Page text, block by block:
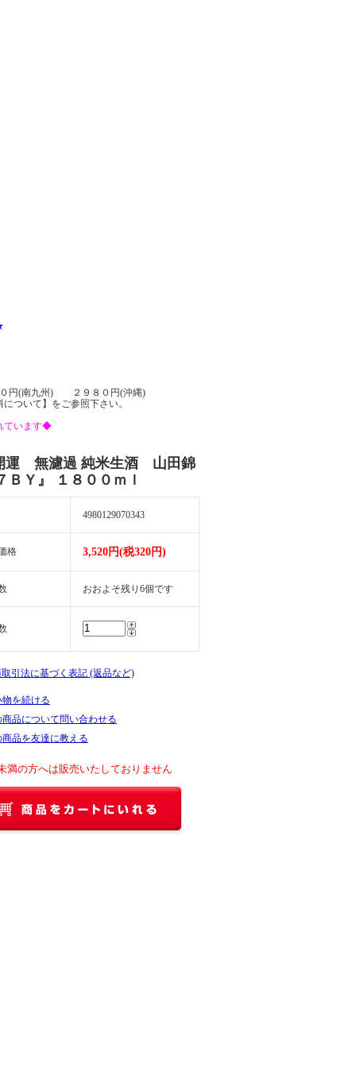
円(南九州) ２９８０円(沖縄)
ついて】をご参照下さい。
ています◆
運 無濾過 純米生酒 山田錦
ＢＹ』 １８００ｍｌ
4980129070343
格 3,520円(税320円)
おおよそ残り6個です
引法に基づく表記 (返品など)
物を続ける
商品について問い合わせる
商品を友達に教える
満の方へは販売いたしておりません